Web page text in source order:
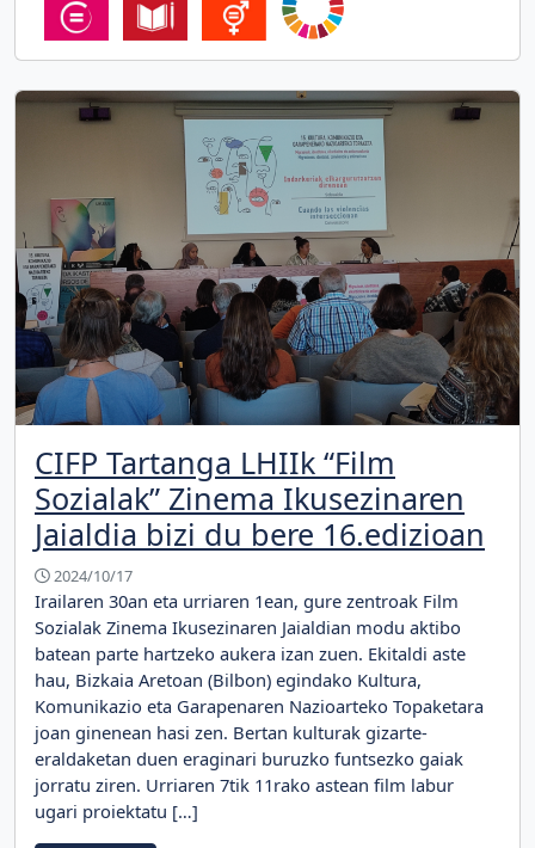
CIFP Tartanga LHIIk “Film
Sozialak” Zinema Ikusezinaren
Jaialdia bizi du bere 16.edizioan
2024/10/17
Irailaren 30an eta urriaren 1ean, gure zentroak Film
Sozialak Zinema Ikusezinaren Jaialdian modu aktibo
batean parte hartzeko aukera izan zuen. Ekitaldi aste
hau, Bizkaia Aretoan (Bilbon) egindako Kultura,
Komunikazio eta Garapenaren Nazioarteko Topaketara
joan ginenean hasi zen. Bertan kulturak gizarte-
eraldaketan duen eraginari buruzko funtsezko gaiak
jorratu ziren. Urriaren 7tik 11rako astean film labur
ugari proiektatu […]